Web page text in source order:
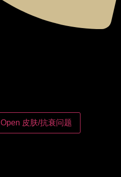
Open 皮肤/抗衰问题